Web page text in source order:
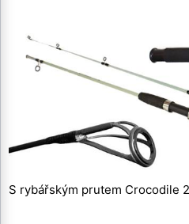
S rybářským prutem Crocodile